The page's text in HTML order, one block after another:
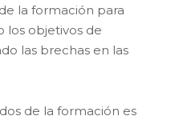
la formación para
los objetivos de
las brechas en las
de la formación es